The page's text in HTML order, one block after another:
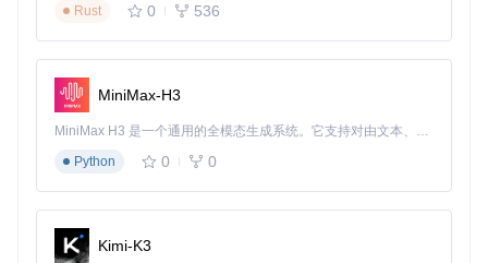
# 一键启动所有服务
脚本会自动启动消息网关（openim-msggateway）、消息
传输（openim-msgtransfer）、用户认证（openim-rpc-us
er）等核心服务
第四步：多维验证部署
# 查看运行中的容器
Rust
0 536
MiniMax-H3
MiniMax H3 是一个通用的全模态生成系统。它支持对由文本、图像、视频和音频组成的多模态上下文进行统一理解，并能生成分辨率高达 2K、时长可达 15 秒的带原生立体声音频的视频。得益于面向任务泛化的系统设计，H3 在预训练阶段就已具备广泛的多模态上下文理解与生成能力，能够出色地执行复杂的多模态指令。
Python
0 0
Kimi-K3